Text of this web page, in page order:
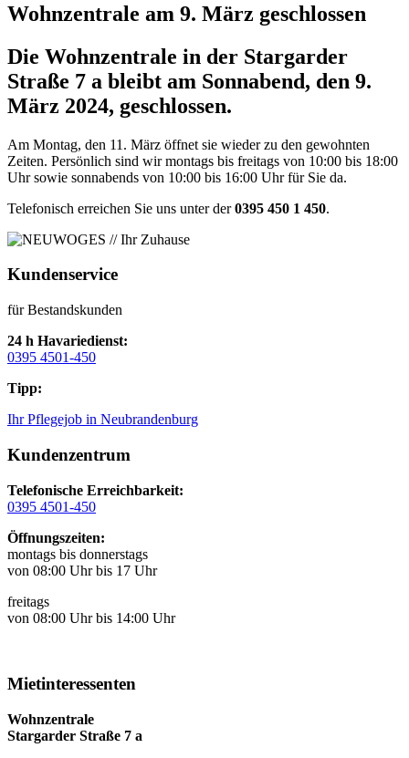
Wohnzentrale am 9. März geschlossen
Die Wohnzentrale in der Stargarder
Straße 7 a bleibt am Sonnabend, den 9.
März 2024, geschlossen.
Am Montag, den 11. März öffnet sie wieder zu den gewohnten
Zeiten. Persönlich sind wir montags bis freitags von 10:00 bis 18:00
Uhr sowie sonnabends von 10:00 bis 16:00 Uhr für Sie da.
Telefonisch erreichen Sie uns unter der0395 450 1 450.
Kundenservice
für Bestandskunden
24 h Havariedienst:
0395 4501-450
Tipp:
Ihr Pflegejob in Neubrandenburg
Kundenzentrum
Telefonische Erreichbarkeit:
0395 4501-450
Öffnungszeiten:
montags bis donnerstags
von 08:00 Uhr bis 17 Uhr
freitags
von 08:00 Uhr bis 14:00 Uhr
Mietinteressenten
Wohnzentrale
Stargarder Straße 7 a